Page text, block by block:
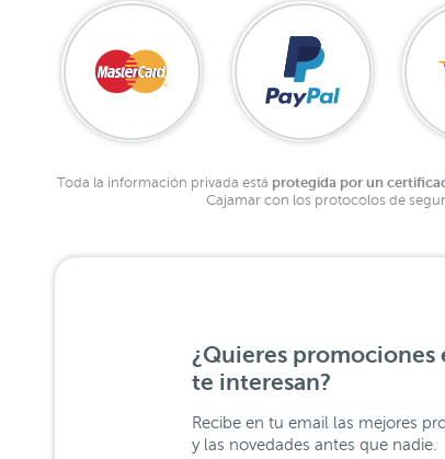
Toda la información privada está protegida por un
Cajamar con los protocolos de
¿Quieres promociones
te interesan?
Recibe en tu email las mejores
y las novedades antes que nadie.